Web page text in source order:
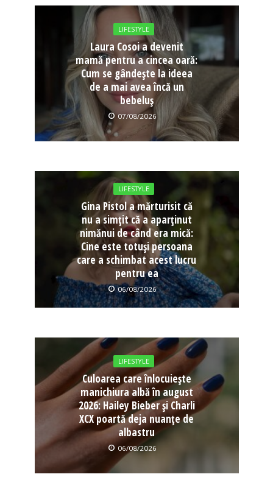
LIFESTYLE
Laura Cosoi a devenit
mamă pentru a cincea oară:
Cum se gândește la ideea
de a mai avea încă un
bebeluș
07/08/2026
LIFESTYLE
Gina Pistol a mărturisit că
nu a simțit că a aparținut
nimănui de când era mică:
Cine este totuși persoana
care a schimbat acest lucru
pentru ea
06/08/2026
LIFESTYLE
Culoarea care înlocuiește
manichiura albă în august
2026: Hailey Bieber și Charli
XCX poartă deja nuanțe de
albastru
06/08/2026